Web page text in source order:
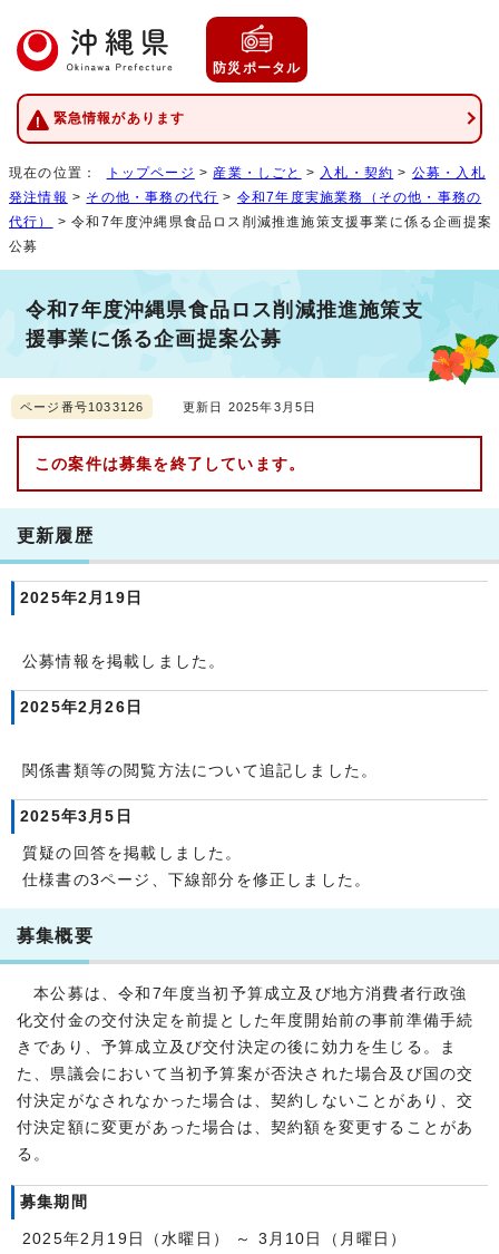
防災ポータル
緊急情報があります
現在の位置： トップページ > 産業・しごと > 入札・契約 > 公募・入札
発注情報 > その他・事務の代行 > 令和7年度実施業務（その他・事務の
代行）
> 令和7年度沖縄県食品ロス削減推進施策支援事業に係る企画提案
公募
令和7年度沖縄県食品ロス削減推進施策支
援事業に係る企画提案公募
ページ番号1033126 更新日 2025年3月5日
この案件は募集を終了しています。
更新履歴
2025年2月19日
公募情報を掲載しました。
2025年2月26日
関係書類等の閲覧方法について追記しました。
2025年3月5日
質疑の回答を掲載しました。
仕様書の3ページ、下線部分を修正しました。
募集概要
本公募は、令和7年度当初予算成立及び地方消費者行政強
化交付金の交付決定を前提とした年度開始前の事前準備手続
きであり、予算成立及び交付決定の後に効力を生じる。ま
た、県議会において当初予算案が否決された場合及び国の交
付決定がなされなかった場合は、契約しないことがあり、交
付決定額に変更があった場合は、契約額を変更することがあ
る。
募集期間
2025年2月19日（水曜日） ～ 3月10日（月曜日）